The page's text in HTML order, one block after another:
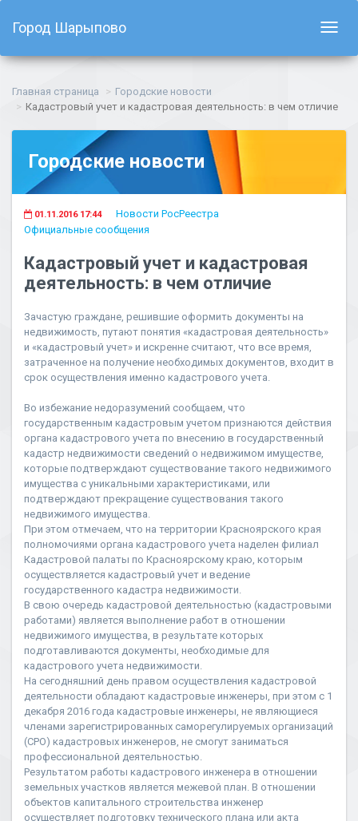
Город Шарыпово
Главная страница
Городские новости
Кадастровый учет и кадастровая деятельность: в чем отличие
Городские новости
01.11.2016 17:44
Новости РосРеестра
Официальные сообщения
Кадастровый учет и кадастровая
деятельность: в чем отличие
Зачастую граждане, решившие оформить документы на
недвижимость, путают понятия «кадастровая деятельность»
и «кадастровый учет» и искренне считают, что все время,
затраченное на получение необходимых документов, входит в
срок осуществления именно кадастрового учета.
Во избежание недоразумений сообщаем, что
государственным кадастровым учетом признаются действия
органа кадастрового учета по внесению в государственный
кадастр недвижимости сведений о недвижимом имуществе,
которые подтверждают существование такого недвижимого
имущества с уникальными характеристиками, или
подтверждают прекращение существования такого
недвижимого имущества.
При этом отмечаем, что на территории Красноярского края
полномочиями органа кадастрового учета наделен филиал
Кадастровой палаты по Красноярскому краю, которым
осуществляется кадастровый учет и ведение
государственного кадастра недвижимости.
В свою очередь кадастровой деятельностью (кадастровыми
работами) является выполнение работ в отношении
недвижимого имущества, в результате которых
подготавливаются документы, необходимые для
кадастрового учета недвижимости.
На сегодняшний день правом осуществления кадастровой
деятельности обладают кадастровые инженеры, при этом с 1
декабря 2016 года кадастровые инженеры, не являющиеся
членами зарегистрированных саморегулируемых организаций
(СРО) кадастровых инженеров, не смогут заниматься
профессиональной деятельностью.
Результатом работы кадастрового инженера в отношении
земельных участков является межевой план. В отношении
объектов капитального строительства инженер
осуществляет подготовку технического плана или акта